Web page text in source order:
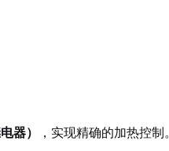
器） ，实现精确的加热控制。